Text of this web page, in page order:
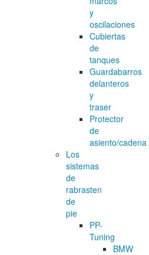
y
oscilaciones
Cubiertas
de
tanques
Guardabarros
delanteros
y
traser
Protector
de
asiento/cadena
Los
sistemas
de
rabrasten
de
pie
PP-
Tuning
BMW